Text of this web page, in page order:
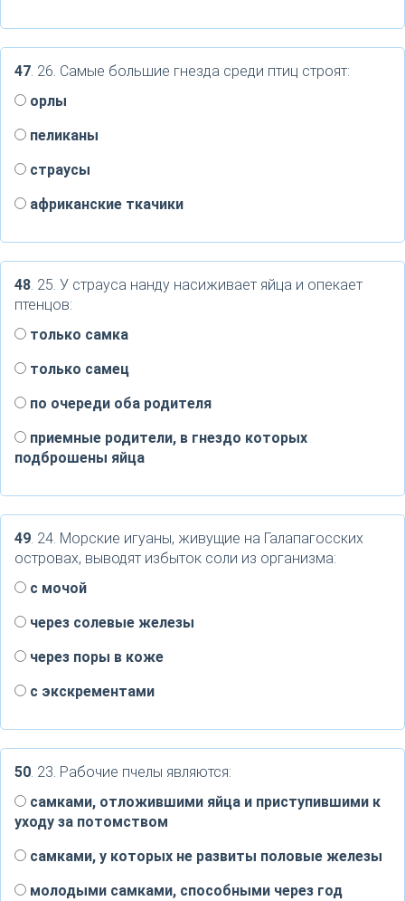
47. 26. Самые большие гнезда среди птиц строят:
орлы
пеликаны
страусы
африканские ткачики
48. 25. У страуса нанду насиживает яйца и опекает
птенцов:
только самка
только самец
по очереди оба родителя
приемные родители, в гнездо которых
подброшены яйца
49. 24. Морские игуаны, живущие на Галапагосских
островах, выводят избыток соли из организма:
с мочой
через солевые железы
через поры в коже
с экскрементами
50. 23. Рабочие пчелы являются:
самками, отложившими яйца и приступившими к
уходу за потомством
самками, у которых не развиты половые железы
молодыми самками, способными через год